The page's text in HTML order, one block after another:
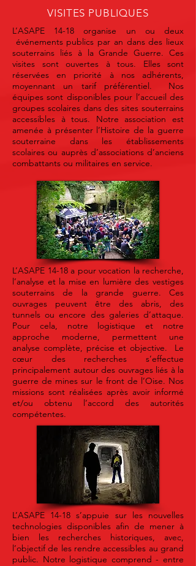
VISITES PUBLIQUES
L’ASAPE 14-18 organise un ou deux
événements publics par an dans des lieux
souterrains liés à la Grande Guerre. Ces
visites sont ouvertes à tous. Elles sont
réservées en priorité à nos adhérents,
moyennant un tarif préférentiel. Nos
équipes sont disponibles pour l’accueil des
groupes scolaires dans des sites souterrains
accessibles à tous. Notre association est
amenée à présenter l’Histoire de la guerre
souterraine dans les établissements
scolaires ou auprès d’associations d’anciens
combattants ou militaires en service.
L’ASAPE 14-18 a pour vocation la recherche,
l’analyse et la mise en lumière des vestiges
souterrains de la grande guerre. Ces
ouvrages peuvent être des abris, des
tunnels ou encore des galeries d’attaque.
Pour cela, notre logistique et notre
approche moderne, permettent une
analyse complète, précise et objective. Le
cœur des recherches s’effectue
principalement autour des ouvrages liés à la
guerre de mines sur le front de l’Oise. Nos
missions sont réalisées après avoir informé
et/ou obtenu l’accord des autorités
compétentes.
L’ASAPE 14-18 s’appuie sur les nouvelles
technologies disponibles afin de mener à
bien les recherches historiques, avec,
l’objectif de les rendre accessibles au grand
public. Notre logistique comprend - entre